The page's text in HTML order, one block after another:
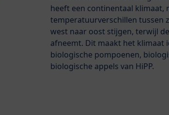
heeft een continentaal klimaat,
temperatuurverschillen tussen
west naar oost stijgen, terwijl
afneemt. Dit maakt het klimaat
biologische pompoenen,
biologische appels van HiPP.